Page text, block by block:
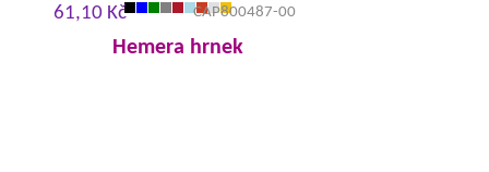
61,10 Kč CAP800487-00
Hemera hrnek